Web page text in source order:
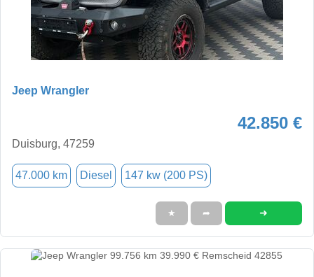
Jeep Wrangler
42.850 €
Duisburg, 47259
47.000 km Diesel 147 kw (200 PS)
★ ➦ ➜